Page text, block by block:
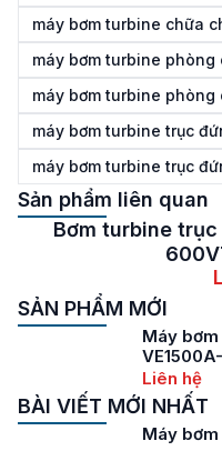
máy bơm turbine chữa
máy bơm turbine phòng
máy bơm turbine phòng
máy bơm turbine trục
máy bơm turbine trục
Sản phẩm liên quan
Bơm turbine
SẢN PHẨM MỚI
Máy
Liên hệ
BÀI VIẾT MỚI NHẤT
Máy